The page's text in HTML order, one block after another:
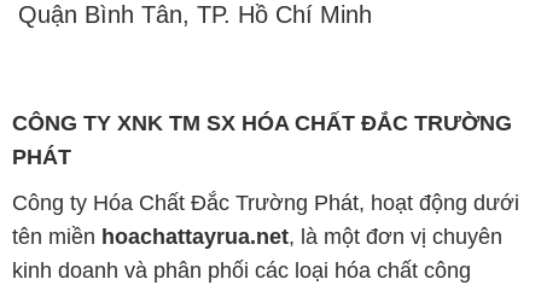
Quận Bình Tân, TP. Hồ Chí Minh
CÔNG TY XNK TM SX HÓA CHẤT ĐẮC TRƯỜNG
PHÁT
Công ty Hóa Chất Đắc Trường Phát, hoạt động dưới
tên miền hoachattayrua.net, là một đơn vị chuyên
kinh doanh và phân phối các loại hóa chất công